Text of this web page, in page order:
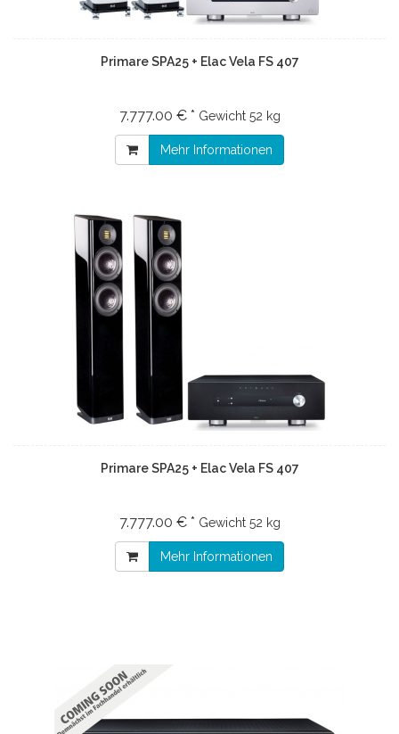
Primare SPA25 + Elac Vela FS 407
7.777.00 € * Gewicht 52 kg
Mehr Informationen
Primare SPA25 + Elac Vela FS 407
7.777.00 € * Gewicht 52 kg
Mehr Informationen